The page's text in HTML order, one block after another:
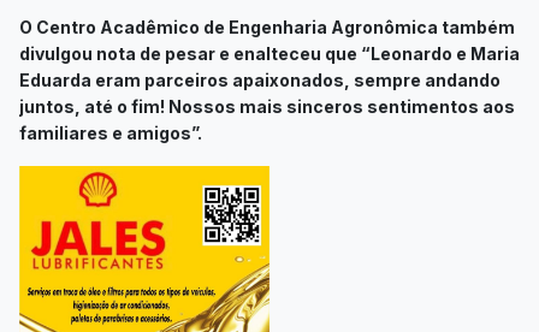
O Centro Acadêmico de Engenharia Agronômica também
divulgou nota de pesar e enalteceu que “Leonardo e Maria
Eduarda eram parceiros apaixonados, sempre andando
juntos, até o fim! Nossos mais sinceros sentimentos aos
familiares e amigos”.